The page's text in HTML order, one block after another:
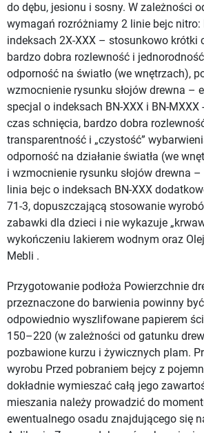
do dębu, jesionu i sosny. W zależności
wymagań rozróżniamy 2 linie bejc
indeksach 2X-XXX – stosunkowo krótki
bardzo dobra rozlewność i
odporność na światło (we wnętrzach),
wzmocnienie rysunku słojów drewna –
specjal o indeksach BN-XXX i BN-
czas schnięcia, bardzo dobra
transparentność i „czystość”
odporność na działanie światła (we
i wzmocnienie rysunku słojów drewna
linia bejc o indeksach BN-XXX
71-3, dopuszczającą stosowanie
zabawki dla dzieci i nie wykazuje
wykończeniu lakierem wodnym oraz
Mebli .
Przygotowanie podłoża Powierzchnie
przeznaczone do barwienia powinny
odpowiednio wyszlifowane papierem
150–220 (w zależności od gatunku
pozbawione kurzu i żywicznych plam.
wyrobu Przed pobraniem bejcy z
dokładnie wymieszać całą jego
mieszania należy prowadzić do
ewentualnego osadu znajdującego się